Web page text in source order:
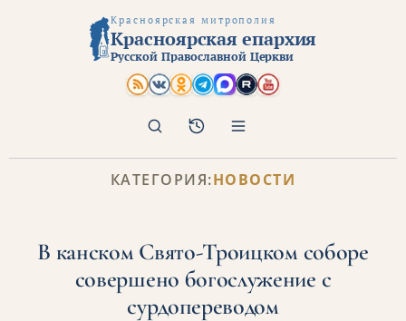
Красноярская митрополия
Красноярская епархия
Русской Православной Церкви
Архив
Поиск
КАТЕГОРИЯ:НОВОСТИ
В канском Свято-Троицком соборе
совершено богослужение с
сурдопереводом